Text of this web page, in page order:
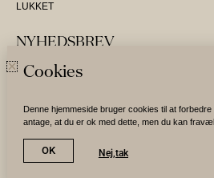
LUKKET
NYHEDSBREV
Tilmeld nyhedsbrev
Cookies
Denne hjemmeside bruger cookies til at forbedre
antage, at du er ok med dette, men du kan
OK Nej,tak